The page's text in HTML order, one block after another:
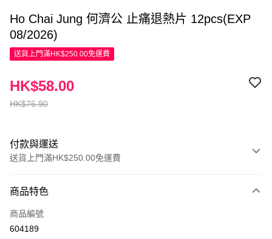
Ho Chai Jung 何濟公 止痛退熱片 12pcs(EXP
08/2026)
送貨上門滿HK$250.00免運費
HK$76.90
HK$58.00
付款與運送
送貨上門滿HK$250.00免運費
信用卡
Apple Pay
商品特色
商品編號
604189